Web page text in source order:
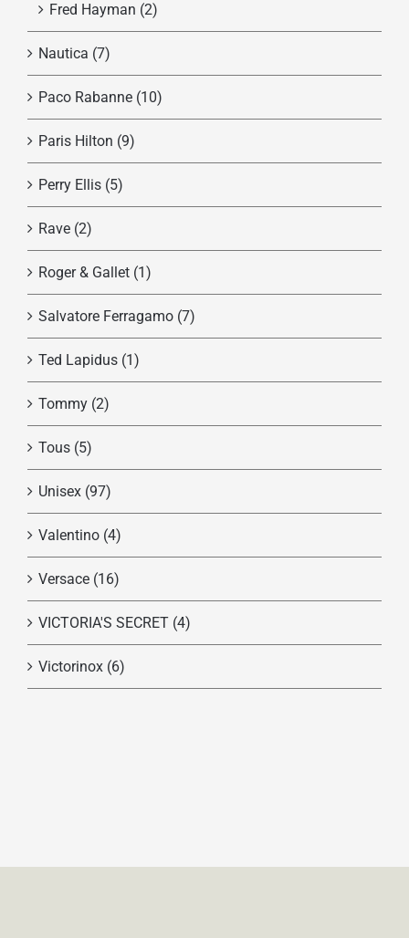
Fred Hayman (2)
Nautica (7)
Paco Rabanne (10)
Paris Hilton (9)
Perry Ellis (5)
Rave (2)
Roger & Gallet (1)
Salvatore Ferragamo (7)
Ted Lapidus (1)
Tommy (2)
Tous (5)
Unisex (97)
Valentino (4)
Versace (16)
VICTORIA'S SECRET (4)
Victorinox (6)